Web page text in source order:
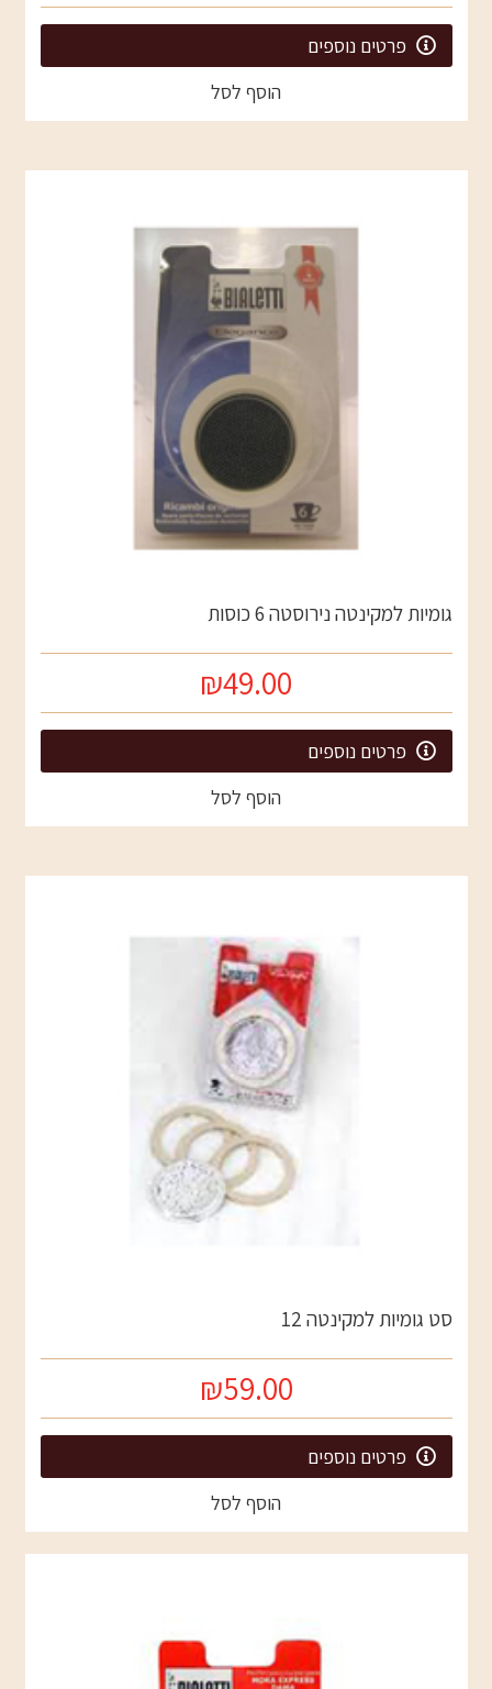
פרטים נוספים
הוסף לסל
גומיות למקינטה נירוסטה 6 כוסות
₪49.00
פרטים נוספים
הוסף לסל
סט גומיות למקינטה 12
₪59.00
פרטים נוספים
הוסף לסל